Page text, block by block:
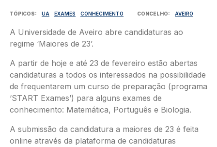
TÓPICOS UA EXAMES CONHECIMENTO CONCELHO AVEIRO
A Universidade de Aveiro abre candidaturas ao
regime ‘Maiores de 23’.
A partir de hoje e até 23 de fevereiro estão abertas
candidaturas a todos os interessados na possibilidade
de frequentarem um curso de preparação (programa
‘START Exames’) para alguns exames de
conhecimento: Matemática, Português e Biologia.
A submissão da candidatura a maiores de 23 é feita
online através da plataforma de candidaturas